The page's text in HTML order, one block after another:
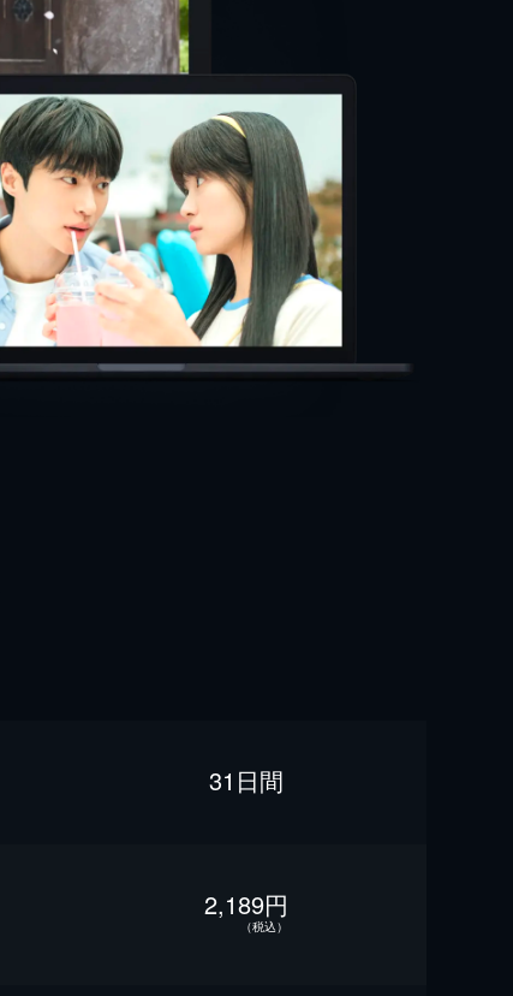
31日間
2,189円
（税込）